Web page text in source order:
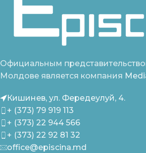
Официальным
Молдове является компания
Кишинев, ул. Фередеулуй, 4.
+ (373) 79 919 113
+ (373) 22 944 566
+ (373) 22 92 81 32
office@episcina.md